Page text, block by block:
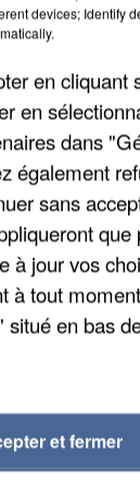
DE LA DZ
devices; Identify
en cliquant
en
dans
également
sans
que
à jour vos
à tout
situé en bas
et fermer